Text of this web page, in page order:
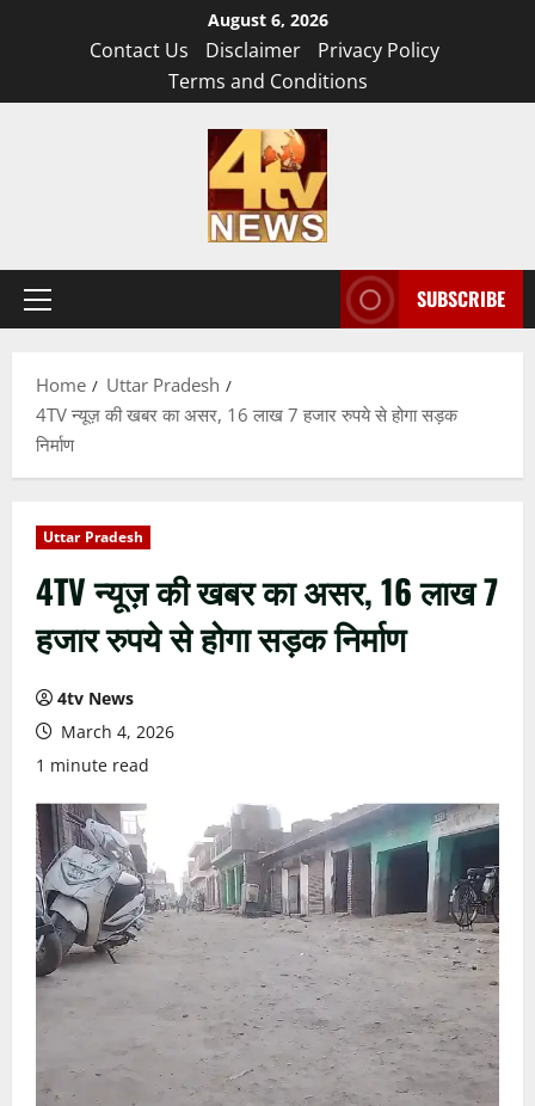
August 6, 2026
Contact Us Disclaimer
Privacy Policy
Terms and Conditions
Primary
SUBSCRIBE
Home
Uttar Pradesh
4TV न्यूज़ की खबर का असर, 16 लाख 7 हजार रुपये से होगा सड़क
निर्माण
Uttar Pradesh
4TV न्यूज़ की खबर का असर, 16 लाख 7
हजार रुपये से होगा सड़क निर्माण
4tv News
March 4, 2026
1 minute read